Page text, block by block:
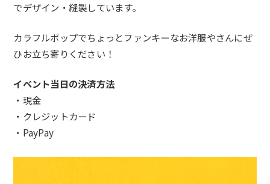
でデザイン・縫製しています。
カラフルポップでちょっとファンキーなお洋服やさんにぜ
ひお立ち寄りください！
イベント当日の決済方法
・現金
・クレジットカード
・PayPay